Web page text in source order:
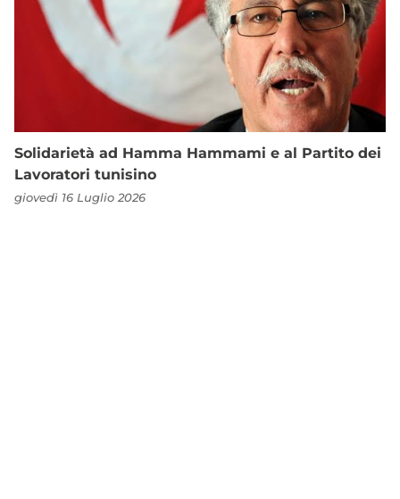
Solidarietà ad Hamma Hammami e al Partito dei
Lavoratori tunisino
giovedì 16 Luglio 2026